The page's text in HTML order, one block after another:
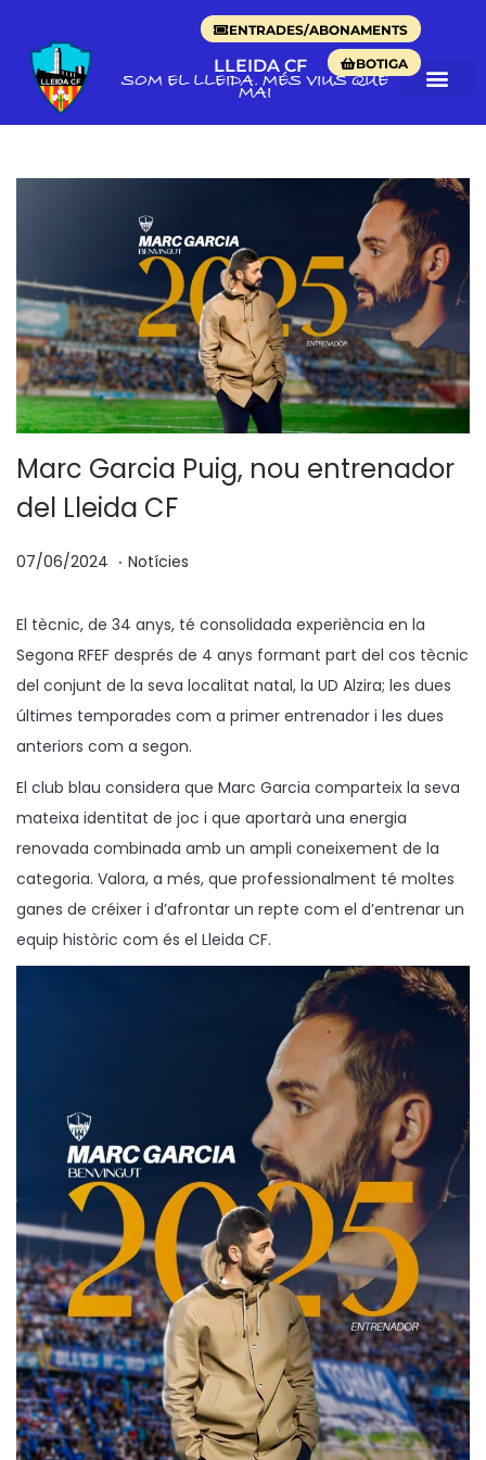
ENTRADES/ABONAMENTS
BOTIGA
LLEIDA CF
SOM EL LLEIDA. MÉS VIUS QUE
MAI
Marc Garcia Puig, nou entrenador
del Lleida CF
p
s
a
t
e
n
07/06/2024
/
0
7
/
2
. P
b
l
c
a
Notícies
El tècnic, de 34 anys, té consolidada experiència en la
Segona RFEF després de 4 anys formant part del cos tècnic
del conjunt de la seva localitat natal, la UD Alzira; les dues
últimes temporades com a primer entrenador i les dues
anteriors com a segon.
El club blau considera que Marc Garcia comparteix la seva
mateixa identitat de joc i que aportarà una energia
renovada combinada amb un ampli coneixement de la
categoria. Valora, a més, que professionalment té moltes
ganes de créixer i d’afrontar un repte com el d’entrenar un
equip històric com és el Lleida CF.